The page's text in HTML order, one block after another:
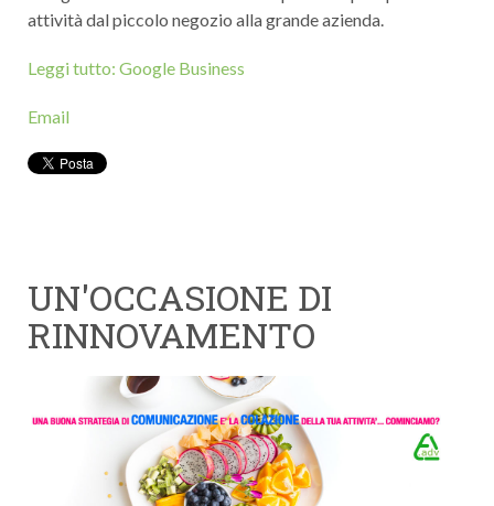
attività dal piccolo negozio alla grande azienda.
Leggi tutto: Google Business
Email
UN'OCCASIONE DI
RINNOVAMENTO